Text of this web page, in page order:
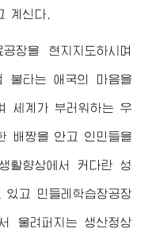
계신다.
장을 현지지도하시며
불타는 애국의 마음을
세계가 부러워하는 우
배짱을 안고 인민들을
활향상에서 커다란 성
고 민들레학습장공장
울려퍼지는 생산정상